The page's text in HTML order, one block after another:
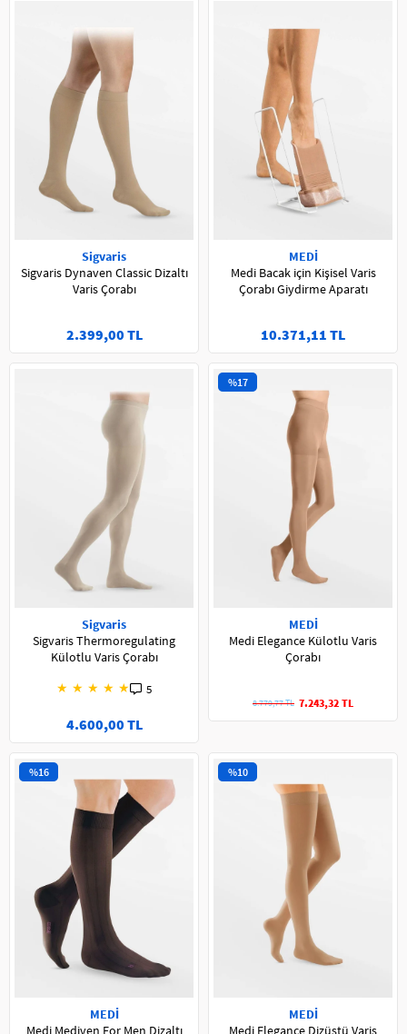
Sigvaris
Sigvaris Dynaven Classic Dizaltı
Varis Çorabı
2.399,00 TL
MEDİ
Medi Bacak için Kişisel Varis
Çorabı Giydirme Aparatı
10.371,11 TL
Sigvaris
Sigvaris Thermoregulating
Külotlu Varis Çorabı
★ ★ ★ ★ ★ 5
4.600,00 TL
MEDİ
Medi Elegance Külotlu Varis
Çorabı
7.243,32 TL
8.779,77 TL
%17
MEDİ
Medi Mediven For Men Dizaltı
%16
MEDİ
Medi Elegance Dizüstü Varis
%10